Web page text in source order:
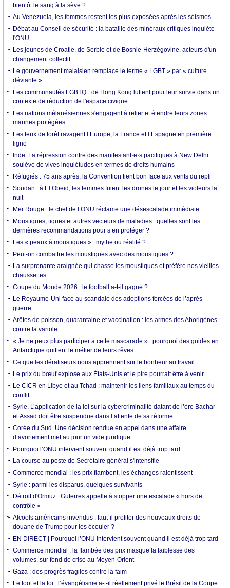
bientôt le sang à la sève ?
Au Venezuela, les femmes restent les plus exposées après les séismes
Débat au Conseil de sécurité : la bataille des minéraux critiques inquiète
l'ONU
Les jeunes de Croatie, de Serbie et de Bosnie-Herzégovine, acteurs d'un
changement collectif
Le gouvernement malaisien remplace le terme « LGBT » par « culture
déviante »
Les communautés LGBTQ+ de Hong Kong luttent pour leur survie dans un
contexte de réduction de l'espace civique
Les nations mélanésiennes s'engagent à relier et étendre leurs zones
marines protégées
Les feux de forêt ravagent l’Europe, la France et l’Espagne en première
ligne
Inde. La répression contre des manifestant·e·s pacifiques à New Delhi
soulève de vives inquiétudes en termes de droits humains
Réfugiés : 75 ans après, la Convention tient bon face aux vents du repli
Soudan : à El Obeid, les femmes fuient les drones le jour et les violeurs la
nuit
Mer Rouge : le chef de l’ONU réclame une désescalade immédiate
Moustiques, tiques et autres vecteurs de maladies : quelles sont les
dernières recommandations pour s’en protéger ?
Les « peaux à moustiques » : mythe ou réalité ?
Peut-on combattre les moustiques avec des moustiques ?
La surprenante araignée qui chasse les moustiques et préfère nos vieilles
chaussettes
Coupe du Monde 2026 : le football a-t-il gagné ?
Le Royaume-Uni face au scandale des adoptions forcées de l’après-
guerre
Arêtes de poisson, quarantaine et vaccination : les armes des Aborigènes
contre la variole
« Je ne peux plus participer à cette mascarade » : pourquoi des guides en
Antarctique quittent le métier de leurs rêves
Ce que les dératiseurs nous apprennent sur le bonheur au travail
Le prix du bœuf explose aux États-Unis et le pire pourrait être à venir
Le CICR en Libye et au Tchad : maintenir les liens familiaux au temps du
conflit
Syrie. L’application de la loi sur la cybercriminalité datant de l’ère Bachar
el Assad doit être suspendue dans l’attente de sa réforme
Corée du Sud. Une décision rendue en appel dans une affaire
d’avortement met au jour un vide juridique
Pourquoi l’ONU intervient souvent quand il est déjà trop tard
La course au poste de Secrétaire général s'intensifie
Commerce mondial : les prix flambent, les échanges ralentissent
Syrie : parmi les disparus, quelques survivants
Détroit d'Ormuz : Guterres appelle à stopper une escalade « hors de
contrôle »
Alcools américains invendus : faut-il profiter des nouveaux droits de
douane de Trump pour les écouler ?
EN DIRECT | Pourquoi l’ONU intervient souvent quand il est déjà trop tard
Commerce mondial : la flambée des prix masque la faiblesse des
volumes, sur fond de crise au Moyen-Orient
Gaza : des progrès fragiles contre la faim
Le foot et la foi : l’évangélisme a-t-il réellement privé le Brésil de la Coupe